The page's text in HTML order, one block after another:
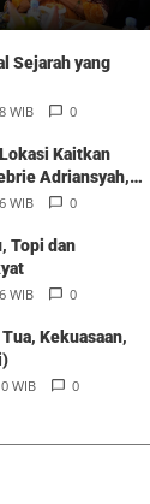
Sejarah yang
WIB 0
Kaitkan
Adriansyah,
dan 74 Kg Emas
WIB 0
Topi dan
WIB 0
Kekuasaan,
WIB 0